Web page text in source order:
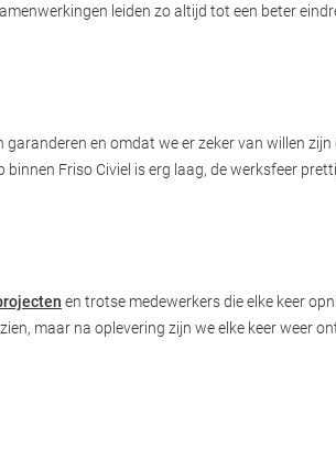
leiden zo altijd tot een beter
en omdat we er zeker van willen
Friso Civiel is erg laag, de werksfeer
en trotse medewerkers die elke keer
maar na oplevering zijn we elke keer weer